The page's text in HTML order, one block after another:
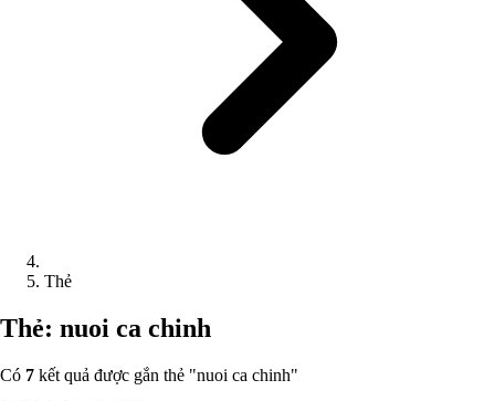
Thẻ
Thẻ: nuoi ca chinh
Có 7 kết quả được gắn thẻ "nuoi ca chinh"